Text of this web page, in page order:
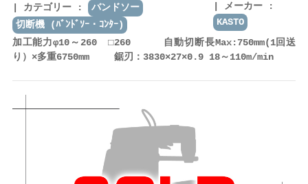
カテゴリー :
バンドソー
切断機 (ﾊﾞﾝﾄﾞｿｰ・ｺﾝﾀｰ)
メーカー :
KASTO
加工能力φ10～260 □260 自動切断長Max:750mm(1回送
り）×多重6750mm 鋸刃：3830×27×0.9 18～110m/min